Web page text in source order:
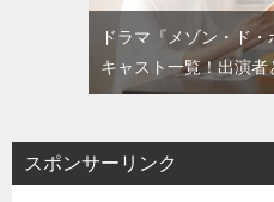
ドラマ『メゾン・ド
キャスト一覧！出演者
スポンサーリンク